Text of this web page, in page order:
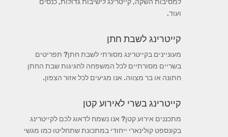
למסיבות השקה, קייטרינג לישיבות גדולות, כנסים
ועוד.
קייטרינג לשבת חתן
מעוניינים בקייטרינג מסורתי לשבת חתן? תפריטים
בשריים מסורתיים לכל המשפחה לחגיגות שבת החתן
חתונה או בר מצווה. אנו מגיעים לכל אזור הצפון.
קייטרינג בשרי לאירוע קטן
מתכננים אירוע קטן? אנו נשמח לדאוג לכם לקייטרינג
בקונספט קולינארי ייחודי במתכונת שתחליטו כמו מגשי